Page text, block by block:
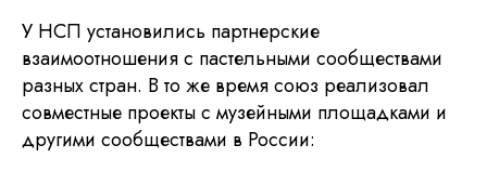
У НСП установились партнерские
взаимоотношения с пастельными сообществами
разных стран. В то же время союз реализовал
совместные проекты с музейными площадками и
другими сообществами в России: